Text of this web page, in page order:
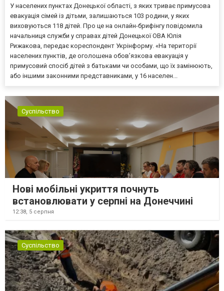
У населених пунктах Донецької області, з яких триває примусова
евакуація сімей із дітьми, залишаються 103 родини, у яких
виховуються 118 дітей. Про це на онлайн-брифінгу повідомила
начальниця служби у справах дітей Донецької ОВА Юлія
Рижакова, передає кореспондент Укрінформу. «На території
населених пунктів, де оголошена обов’язкова евакуація у
примусовий спосіб дітей з батьками чи особами, що їх замінюють,
або іншими законними представниками, у 16 населен...
Суспільство
Нові мобільні укриття почнуть
встановлювати у серпні на Донеччині
12:38, 5 серпня
Суспільство